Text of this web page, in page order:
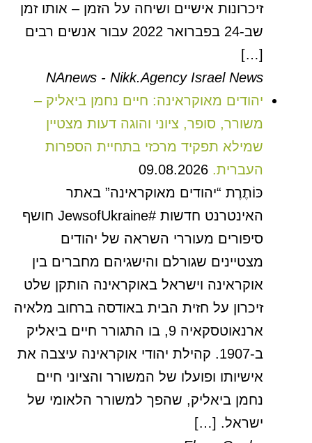
זיכרונות אישיים ושיחה על הזמן – אותו זמן
שב-24 בפברואר 2022 עבור אנשים רבים
[…]
NAnews - Nikk.Agency Israel News
יהודים מאוקראינה: חיים נחמן ביאליק –
משורר, סופר, ציוני והוגה דעות מצטיין
שמילא תפקיד מרכזי בתחיית הספרות
העברית. 09.08.2026
כּוֹתֶרֶת “יהודים מאוקראינה” באתר
האינטרנט חדשות #JewsofUkraine חושף
סיפורים מעוררי השראה של יהודים
מצטיינים שגורלם והישגיהם מחברים בין
אוקראינה וישראל באוקראינה הותקן שלט
זיכרון על חזית הבית באודסה ברחוב מלאיה
ארנאוטסקאיה 9, בו התגורר חיים ביאליק
ב-1907. קהילת יהודי אוקראינה עיצבה את
אישיותו ופועלו של המשורר והציוני חיים
נחמן ביאליק, שהפך למשורר הלאומי של
ישראל. […]